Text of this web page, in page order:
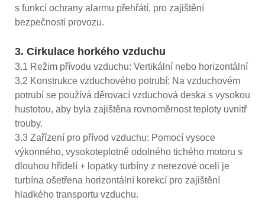
s funkcí ochrany alarmu přehřátí, pro zajištění
bezpečnosti provozu.
3. Cirkulace horkého vzduchu
3.1 Režim přívodu vzduchu: Vertikální nebo horizontální
3.2 Konstrukce vzduchového potrubí: Na vzduchovém
potrubí se používá děrovací vzduchová deska s vysokou
hustotou, aby byla zajištěna rovnoměrnost teploty uvnitř
trouby.
3.3 Zařízení pro přívod vzduchu: Pomocí vysoce
výkonného, ​​vysokoteplotně odolného tichého motoru s
dlouhou hřídelí + lopatky turbíny z nerezové oceli je
turbína ošetřena horizontální korekcí pro zajištění
hladkého transportu vzduchu.